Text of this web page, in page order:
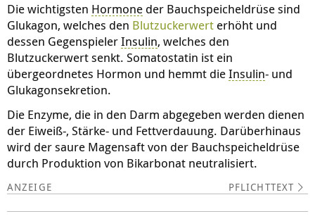
Die wichtigsten Hormone der Bauchspeicheldrüse sind
Glukagon, welches den Blutzuckerwert erhöht und
dessen GegenspielerInsulin, welches den
Blutzuckerwert senkt. Somatostatin ist ein
übergeordnetes Hormon und hemmt dieInsulin- und
Glukagonsekretion.
Die Enzyme, die in den Darm abgegeben werden dienen
der Eiweiß-, Stärke- und Fettverdauung. Darüberhinaus
wird der saure Magensaft von der Bauchspeicheldrüse
durch Produktion von Bikarbonat neutralisiert.
PFLICHTTEXT